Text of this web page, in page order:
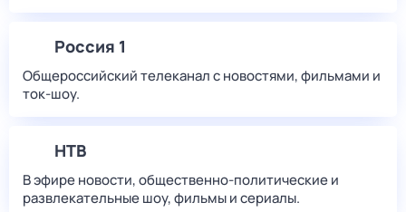
Россия 1
Общероссийский телеканал с новостями, фильмами и
ток-шоу.
НТВ
В эфире новости, общественно-политические и
развлекательные шоу, фильмы и сериалы.